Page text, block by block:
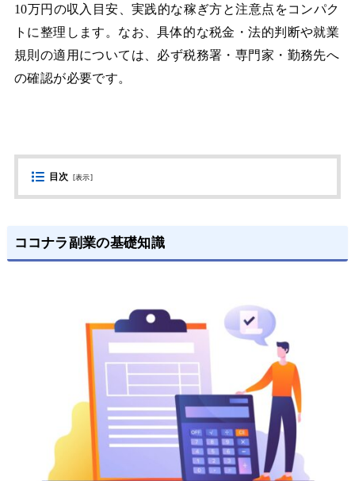
10万円の収入目安、実践的な稼ぎ方と注意点をコンパク
トに整理します。なお、具体的な税金・法的判断や就業
規則の適用については、必ず税務署・専門家・勤務先へ
の確認が必要です。
目次 [表示]
ココナラ副業の基礎知識